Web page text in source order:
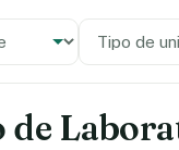
de